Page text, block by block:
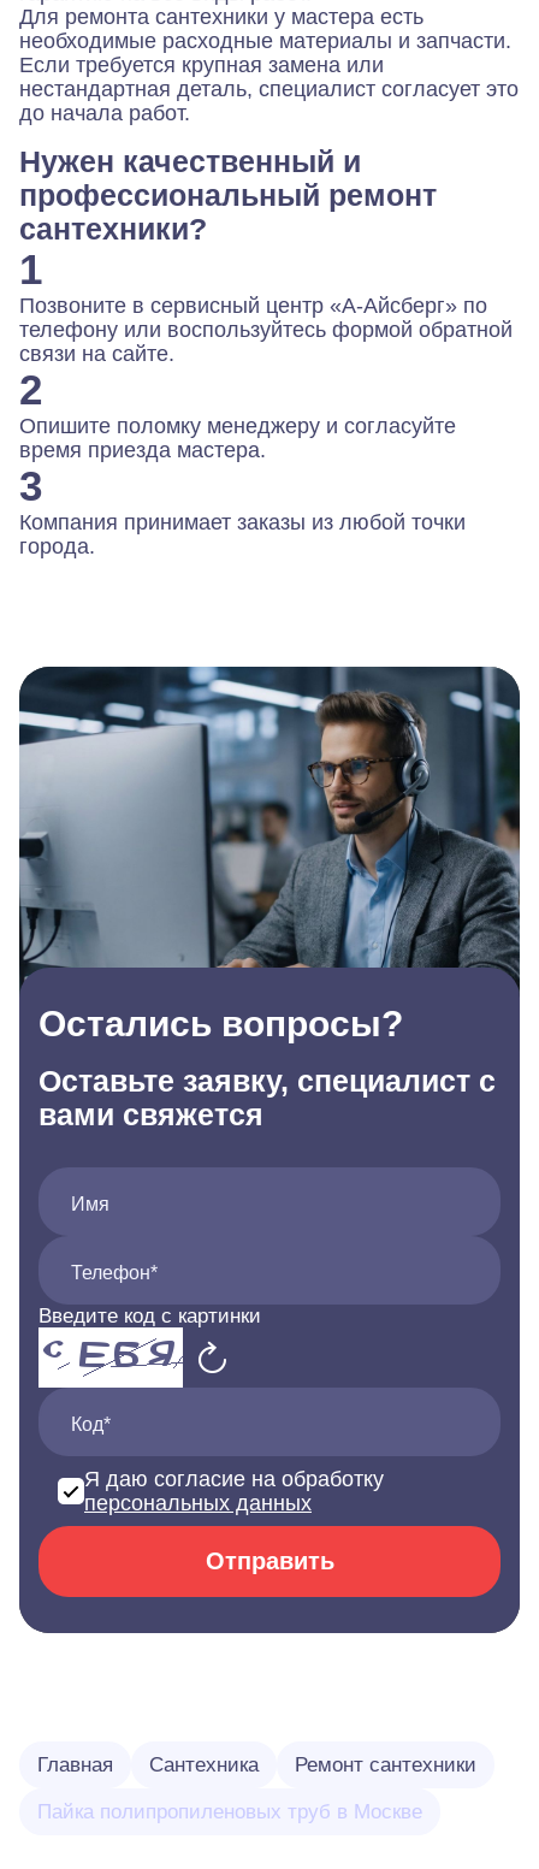
Для ремонта сантехники у мастера есть
необходимые расходные материалы и запчасти.
Если требуется крупная замена или
нестандартная деталь, специалист согласует это
до начала работ.
Нужен качественный и
профессиональный ремонт
сантехники?
1
Позвоните в сервисный центр «А-Айсберг» по
телефону или воспользуйтесь формой обратной
связи на сайте.
2
Опишите поломку менеджеру и согласуйте
время приезда мастера.
3
Компания принимает заказы из любой точки
города.
Остались вопросы?
Оставьте заявку, специалист с
вами свяжется
Имя
Телефон*
Введите код с картинки
Код*
Я даю согласие на обработку
персональных данных
Отправить
Главная Сантехника Ремонт сантехники
Пайка полипропиленовых труб в Москве